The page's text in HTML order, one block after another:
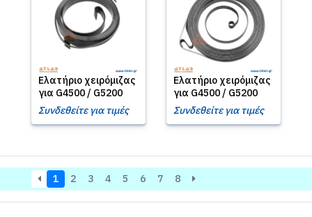
Ελατήριο χειρόμιζας
για G4500 / G5200
Συνδεθείτε για τιμές
Ελατήριο χειρόμιζας
για G4500 / G5200
Συνδεθείτε για τιμές
1 2 3 4 5 6 7 8